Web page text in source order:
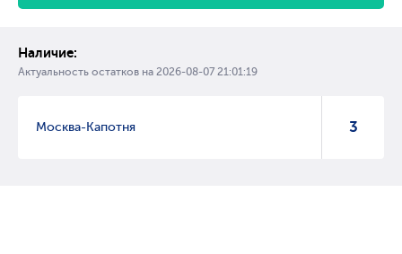
Наличие:
Актуальность остатков на 2026-08-07 21:01:19
Москва-Капотня 3